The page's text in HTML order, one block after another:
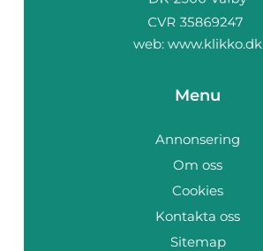
web: www.klikko.dk
Menu
Annonsering
Om oss
Cookies
Kontakta oss
Sitemap